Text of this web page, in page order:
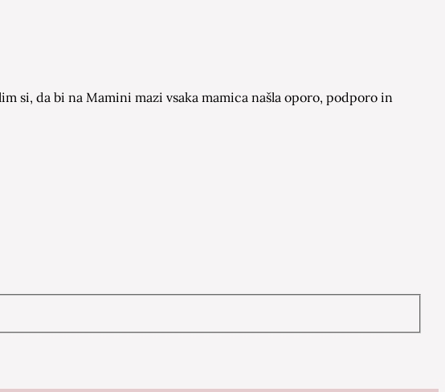
si, da bi na Mamini mazi vsaka mamica našla oporo, podporo in